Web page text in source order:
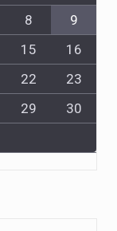
8
9
15
16
22
23
29
30